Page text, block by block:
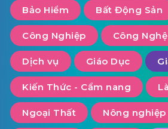
Bảo Hiểm Bất Động Sản
Công Nghiệp Công Nghệ
Dịch vụ Giáo Dục
Kiến Thức - Cẩm nang
Ngoại Thất Nông nghiệp